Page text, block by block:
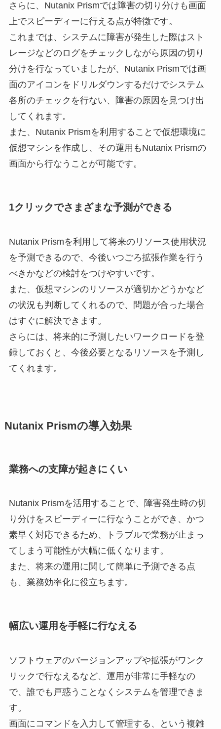
さらに、Nutanix Prismでは障害の切り分けも画面
上でスピーディーに行える点が特徴です。
これまでは、システムに障害が発生した際はスト
レージなどのログをチェックしながら原因の切り
分けを行なっていましたが、Nutanix Prismでは画
面のアイコンをドリルダウンするだけでシステム
各所のチェックを行ない、障害の原因を見つけ出
してくれます。
また、Nutanix Prismを利用することで仮想環境に
仮想マシンを作成し、その運用もNutanix Prismの
画面から行なうことが可能です。
1クリックでさまざまな予測ができる
Nutanix Prismを利用して将来のリソース使用状況
を予測できるので、今後いつごろ拡張作業を行う
べきかなどの検討をつけやすいです。
また、仮想マシンのリソースが適切かどうかなど
の状況も判断してくれるので、問題が合った場合
はすぐに解決できます。
さらには、将来的に予測したいワークロードを登
録しておくと、今後必要となるリソースを予測し
てくれます。
Nutanix Prismの導入効果
業務への支障が起きにくい
Nutanix Prismを活用することで、障害発生時の切
り分けをスピーディーに行なうことができ、かつ
素早く対応できるため、トラブルで業務が止まっ
てしまう可能性が大幅に低くなります。
また、将来の運用に関して簡単に予測できる点
も、業務効率化に役立ちます。
幅広い運用を手軽に行なえる
ソフトウェアのバージョンアップや拡張がワンク
リックで行なえるなど、運用が非常に手軽なの
で、誰でも戸惑うことなくシステムを管理できま
す。
画面にコマンドを入力して管理する、という複雑